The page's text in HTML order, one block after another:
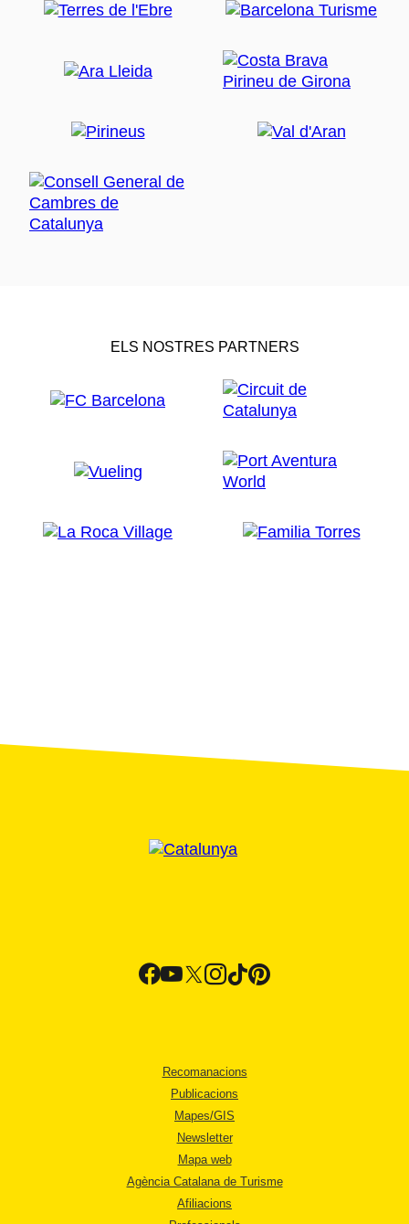
ELS NOSTRES PARTNERS
Recomanacions
Publicacions
Mapes/GIS
Newsletter
Mapa web
Agència Catalana de Turisme
Afiliacions